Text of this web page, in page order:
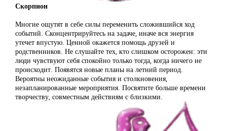
Скорпион
Многие ощутят в себе силы переменить сложившийся ход
событий. Сконцентрируйтесь на задаче, иначе вся энергия
утечет впустую. Ценной окажется помощь друзей и
родственников. Не слушайте тех, кто слишком осторожен: эти
люди чувствуют себя спокойно только тогда, когда ничего не
происходит. Появятся новые планы на летний период.
Вероятны неожиданные события и столкновения,
незапланированные мероприятия. Посвятите больше времени
творчеству, совместным действиям с близкими.